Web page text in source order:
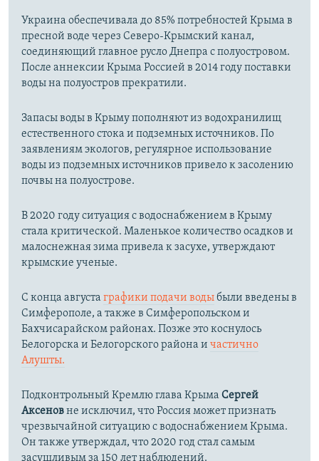
Украина обеспечивала до 85% потребностей Крыма в
пресной воде через Северо-Крымский канал,
соединяющий главное русло Днепра с полуостровом.
После аннексии Крыма Россией в 2014 году поставки
воды на полуостров прекратили.
Запасы воды в Крыму пополняют из водохранилищ
естественного стока и подземных источников. По
заявлениям экологов, регулярное использование
воды из подземных источников привело к засолению
почвы на полуострове.
В 2020 году ситуация с водоснабжением в Крыму
стала критической. Маленькое количество осадков и
малоснежная зима привела к засухе, утверждают
крымские ученые.
С конца августа графики подачи водыбыли введены в
Симферополе, а также в Симферопольском и
Бахчисарайском районах. Позже это коснулось
Белогорска и Белогорского района и частично
Алушты.
Подконтрольный Кремлю глава Крыма Сергей
Аксеновне исключил, что Россия может признать
чрезвычайной ситуацию с водоснабжением Крыма.
Он также утверждал, что 2020 год стал самым
засушливым за 150 лет наблюдений.​